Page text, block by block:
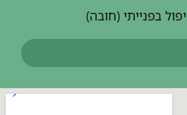
בפנייתי (חובה)